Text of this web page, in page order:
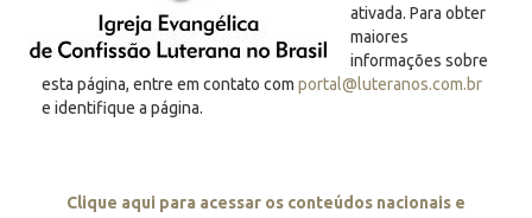
ativada. Para obter
maiores
informações sobre
esta página, entre em contato com portal@luteranos.com.br
e identifique a página.
Clique aqui para acessar os conteúdos nacionais e